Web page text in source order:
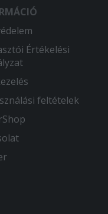
Értékelési
feltételek